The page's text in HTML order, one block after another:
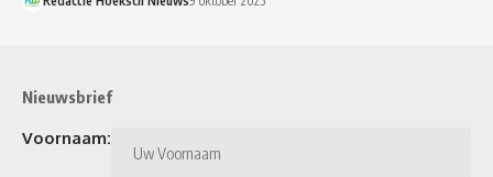
Nieuwsbrief
Voornaam: